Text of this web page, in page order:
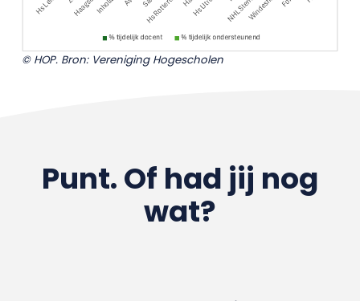
© HOP. Bron: Vereniging Hogescholen
Punt. Of had jij nog
wat?